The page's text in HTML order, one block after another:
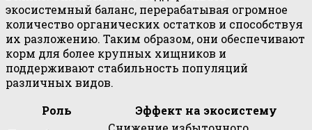
экосистемный баланс, перерабатывая огромное
количество органических остатков и способствуя
их разложению. Таким образом, они обеспечивают
корм для более крупных хищников и
поддерживают стабильность популяций
различных видов.
Роль
Эффект на экосистему